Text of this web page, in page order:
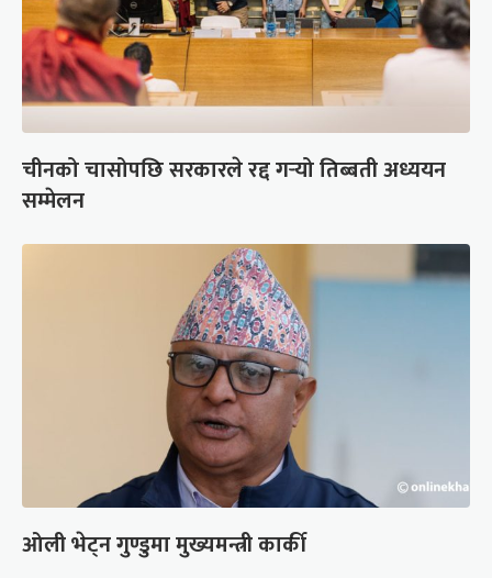
चीनको चासोपछि सरकारले रद्द गर्‍यो तिब्बती अध्ययन
सम्मेलन
ओली भेट्न गुण्डुमा मुख्यमन्त्री कार्की